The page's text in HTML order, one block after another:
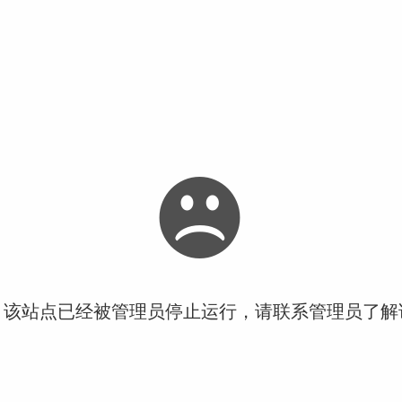
站点已经被管理员停止运行，请联系管理员了